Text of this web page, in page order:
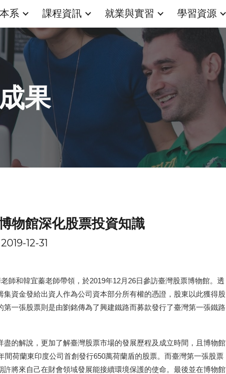
Skip to navigation
系 課程資訊 就業與實習 學習資源
果
物館深化股票投資知識
12-31
師和韓宜蓁老師帶領，於2019年12月26日參訪臺灣股票博物館。透
資金發給出資人作為公司資本部分所有權的憑證，股東以此獲得股
一張股票則是由劉銘傳為了興建鐵路而募款發行了臺灣第一張鐵路
的解說，更加了解臺灣股票市場的發展歷程及成立時間，且博物館
荷蘭東印度公司首創發行650萬荷蘭盾的股票。而臺灣第一張股票
將來自己在財會領域發展能接續環境保護的使命。最後並在博物館